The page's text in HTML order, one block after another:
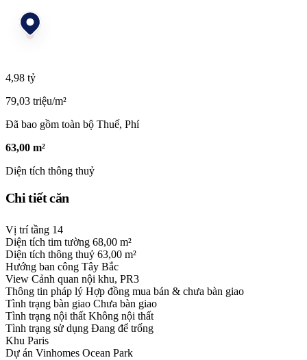
4,98 tỷ
79,03 triệu/m²
Đã bao gồm toàn bộ Thuế, Phí
63,00 m²
Diện tích thông thuỷ
Chi tiết căn
Vị trí tầng 14
Diện tích tim tường 68,00 m²
Diện tích thông thuỷ 63,00 m²
Hướng ban công Tây Bắc
View Cảnh quan nội khu, PR3
Thông tin pháp lý Hợp đồng mua bán & chưa bàn giao
Tình trạng bàn giao Chưa bàn giao
Tình trạng nội thất Không nội thất
Tình trạng sử dụng Đang để trống
Khu Paris
Dự án Vinhomes Ocean Park